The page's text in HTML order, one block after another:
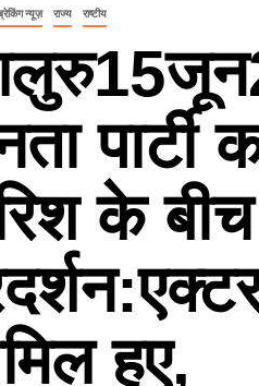
न्यूज़ राज्य राष्टीय
पार्टी
के बीच
हुए,